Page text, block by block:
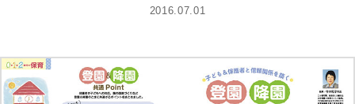
2016.07.01